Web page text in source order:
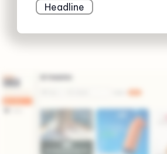
Headline